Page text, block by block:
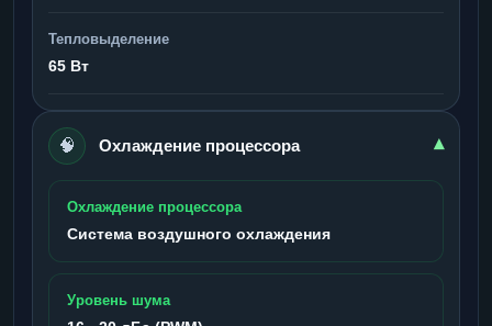
Тепловыделение
65 Вт
🧠 Охлаждение процессора ▾
Охлаждение процессора
Система воздушного охлаждения
Уровень шума